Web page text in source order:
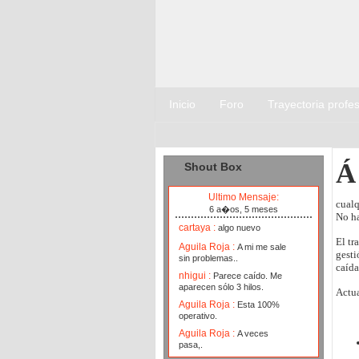
Inicio Foro Trayectoria
Shout Box
Ultimo Mensaje:
6 a�os, 5 meses
cartaya : algo nuevo
Aguila Roja : A mi me sale
sin problemas..
nhigui : Parece caído. Me
aparecen sólo 3 hilos.
Aguila Roja : Esta 100%
operativo.
Aguila Roja : A veces
pasa,.
Á
No
El